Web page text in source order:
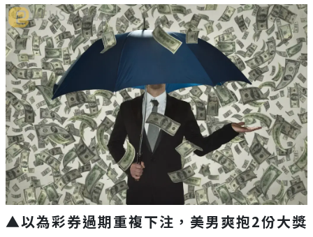
▲以為彩券過期重複下注， 美男爽抱2份大獎